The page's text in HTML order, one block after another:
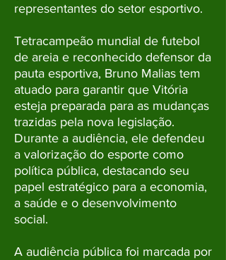
representantes do setor esportivo.
Tetracampeão mundial de futebol
de areia e reconhecido defensor da
pauta esportiva, Bruno Malias tem
atuado para garantir que Vitória
esteja preparada para as mudanças
trazidas pela nova legislação.
Durante a audiência, ele defendeu
a valorização do esporte como
política pública, destacando seu
papel estratégico para a economia,
a saúde e o desenvolvimento
social.
A audiência pública foi marcada por